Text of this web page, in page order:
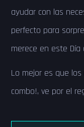
ayudar con las
perfecto para
merece en este Día
Lo mejor es que
combo!, ve por el